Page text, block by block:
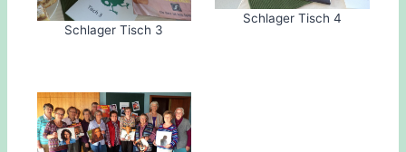
Schlager Tisch 3
Schlager Tisch 4